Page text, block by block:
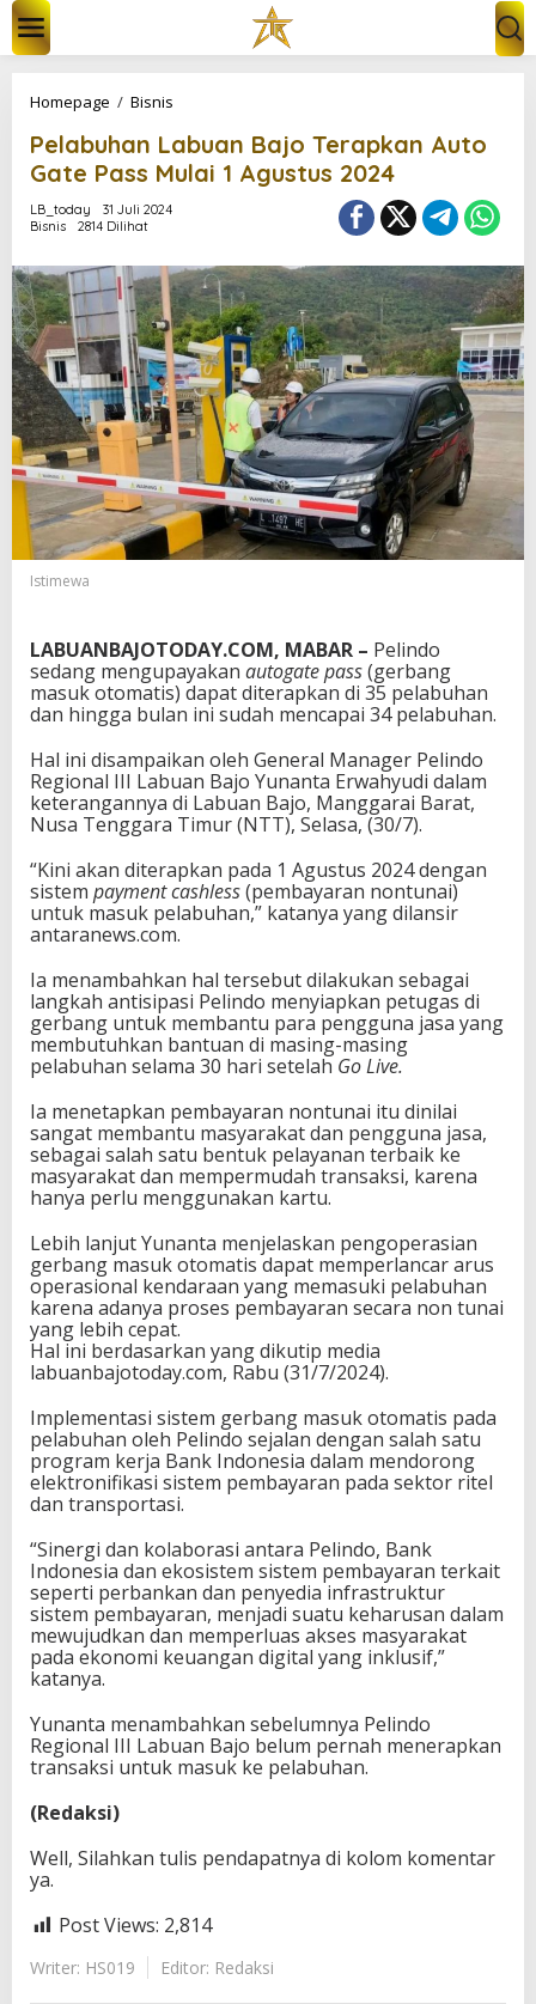
w
Homepage / Bisnis
l
a
b
n
L
a
b
u
a
n
B
a
o
T
e
r
a
n
A
u
t
G
a
t
a
s
s
M
l
a
i
1
A
u
s
t
u
s
0
2
4
Pelabuhan Labuan Bajo Terapkan Auto
Gate Pass Mulai 1 Agustus 2024
LB_today
31 Juli 2024
Bisnis
2814 Dilihat
Istimewa
LABUANBAJOTODAY.COM, MABAR – Pelindo
sedang mengupayakan autogate pass(gerbang
masuk otomatis) dapat diterapkan di 35 pelabuhan
dan hingga bulan ini sudah mencapai 34 pelabuhan.
Hal ini disampaikan oleh General Manager Pelindo
Regional III Labuan Bajo Yunanta Erwahyudi dalam
keterangannya di Labuan Bajo, Manggarai Barat,
Nusa Tenggara Timur (NTT), Selasa, (30/7).
“Kini akan diterapkan pada 1 Agustus 2024 dengan
sistem payment cashless(pembayaran nontunai)
untuk masuk pelabuhan,” katanya yang dilansir
antaranews.com.
Ia menambahkan hal tersebut dilakukan sebagai
langkah antisipasi Pelindo menyiapkan petugas di
gerbang untuk membantu para pengguna jasa yang
membutuhkan bantuan di masing-masing
pelabuhan selama 30 hari setelah Go Live.
Ia menetapkan pembayaran nontunai itu dinilai
sangat membantu masyarakat dan pengguna jasa,
sebagai salah satu bentuk pelayanan terbaik ke
masyarakat dan mempermudah transaksi, karena
hanya perlu menggunakan kartu.
Lebih lanjut Yunanta menjelaskan pengoperasian
gerbang masuk otomatis dapat memperlancar arus
operasional kendaraan yang memasuki pelabuhan
karena adanya proses pembayaran secara non tunai
yang lebih cepat.
Hal ini berdasarkan yang dikutip media
labuanbajotoday.com, Rabu (31/7/2024).
Implementasi sistem gerbang masuk otomatis pada
pelabuhan oleh Pelindo sejalan dengan salah satu
program kerja Bank Indonesia dalam mendorong
elektronifikasi sistem pembayaran pada sektor ritel
dan transportasi.
“Sinergi dan kolaborasi antara Pelindo, Bank
Indonesia dan ekosistem sistem pembayaran terkait
seperti perbankan dan penyedia infrastruktur
sistem pembayaran, menjadi suatu keharusan dalam
mewujudkan dan memperluas akses masyarakat
pada ekonomi keuangan digital yang inklusif,”
katanya.
Yunanta menambahkan sebelumnya Pelindo
Regional III Labuan Bajo belum pernah menerapkan
transaksi untuk masuk ke pelabuhan.
(Redaksi)
Well, Silahkan tulis pendapatnya di kolom komentar
ya.
Post Views: 2,814
Writer: HS019 Editor: Redaksi